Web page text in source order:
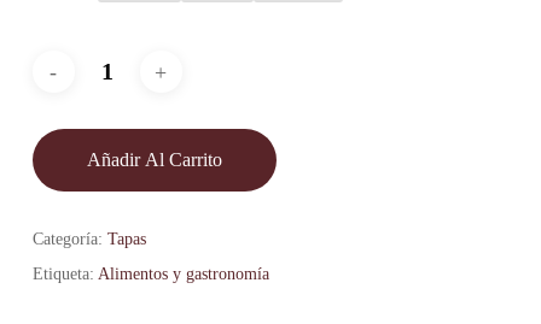
Añadir Al Carrito
Categoría: Tapas
Etiqueta: Alimentos y gastronomía